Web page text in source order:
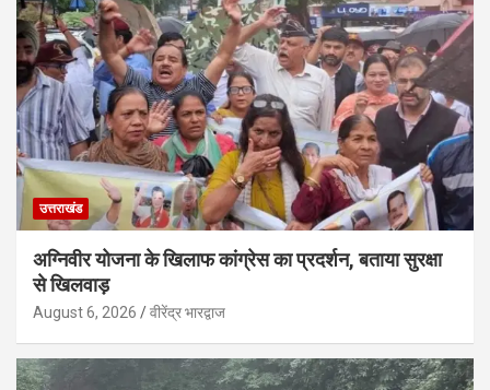
उत्तराखंड
अग्निवीर योजना के खिलाफ कांग्रेस का प्रदर्शन, बताया सुरक्षा
से खिलवाड़
August 6, 2026 वीरेंद्र भारद्वाज